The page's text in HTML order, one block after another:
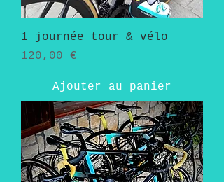
1 journée tour & vélo
Prix
120,00 €
Ajouter au panier